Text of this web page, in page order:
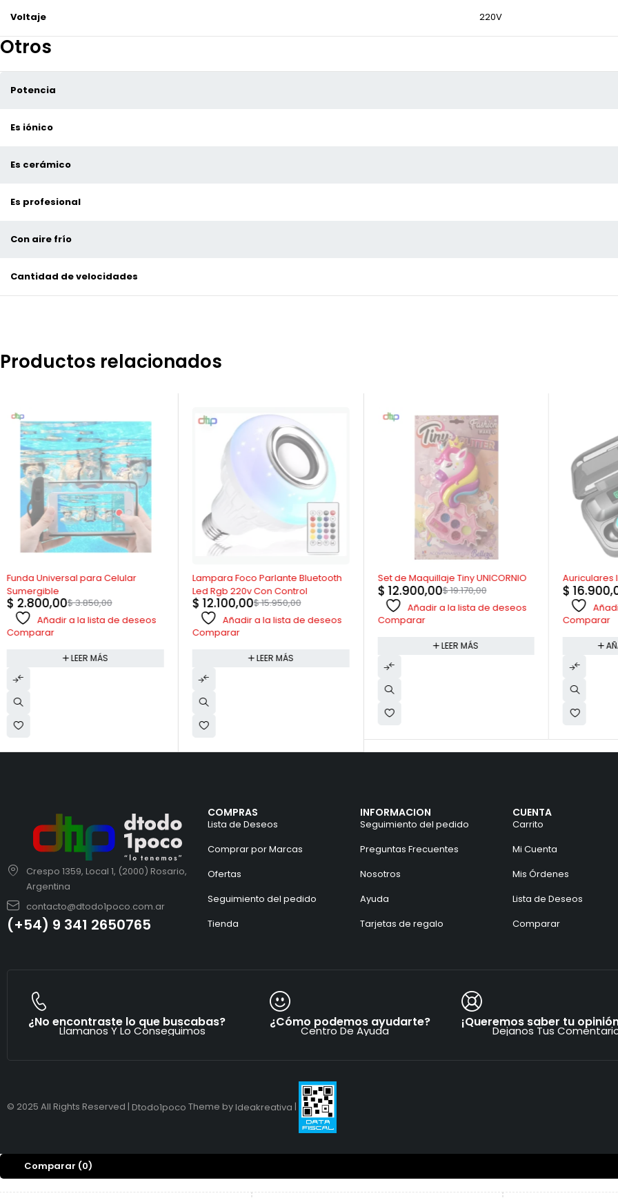
Voltaje 220V
Otros
Potencia
Es iónico
Es cerámico
Es profesional
Con aire frío
Cantidad de velocidades
Productos relacionados
AGOTADO
Lampara Foco Parlante Bluetooth
Led Rgb 220v Con Control
$15.950,00
$12.100,00
Añadir a la lista de deseos
Comparar
LEER MÁS
AGOTADO
Set de Maquillaje Tiny UNICORNIO
$19.170,00
$12.900,00
Añadir a la lista de deseos
Comparar
-7%
Auriculares In-ear F9-5 Bluetooth
$18.150,00
$16.900,00
Añadir a la lista de deseos
Comparar
AÑADIR AL CARRITO
-33%
Lámpara
Proyector
$
Crespo 1359, Local 1, (2000) Rosario,
Argentina
contacto@dtodo1poco.com.ar
(+54) 9 341 2650765
COMPRAS
Lista de Deseos
Comprar por Marcas
Ofertas
Seguimiento del pedido
Tienda
INFORMACION
Seguimiento del pedido
Preguntas Frecuentes
Nosotros
Ayuda
Tarjetas de regalo
CUENTA
Carrito
Mi Cuenta
Mis Órdenes
Lista de Deseos
Comparar
¿No encontraste lo que buscabas?
Llamanos Y Lo Conseguimos
¿Cómo podemos ayudarte?
Centro De Ayuda
¡Queremos saber tu
Dejanos Tus
© 2025 All Rights Reserved | Dtodo1poco Theme by Ideakreativa |
Comparar (0)